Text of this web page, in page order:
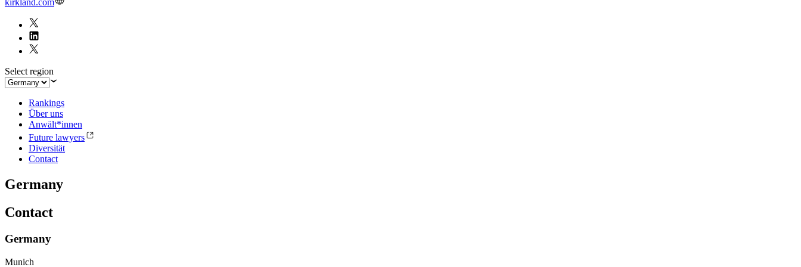
kirkland.com
Select region
Rankings
Über uns
Anwält*innen
Future lawyers
Diversität
Contact
Germany
Contact
Germany
Munich